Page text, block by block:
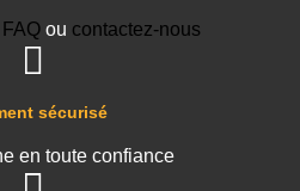
sécurisé
en toute confiance
ou contactez-nous